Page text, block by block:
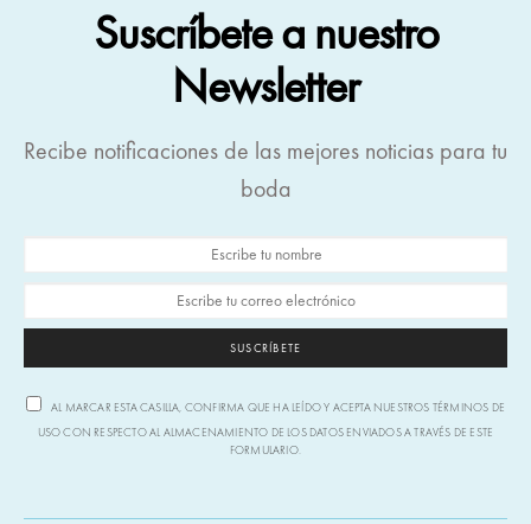
Suscríbete a nuestro
Newsletter
Recibe notificaciones de las mejores noticias para tu
boda
SUSCRÍBETE
AL MARCAR ESTA CASILLA, CONFIRMA QUE HA LEÍDO Y ACEPTA NUESTROS TÉRMINOS DE
USO CON RESPECTO AL ALMACENAMIENTO DE LOS DATOS ENVIADOS A TRAVÉS DE ESTE
FORMULARIO.